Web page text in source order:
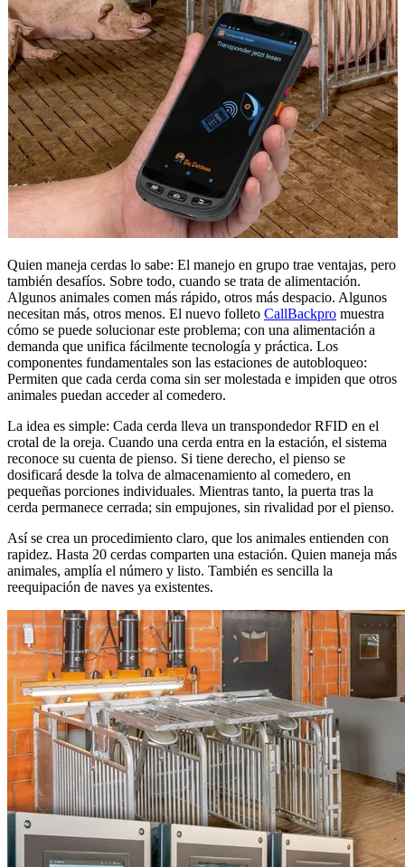
Quien maneja cerdas lo sabe: El manejo en grupo trae ventajas, pero
también desafíos. Sobre todo, cuando se trata de alimentación.
Algunos animales comen más rápido, otros más despacio. Algunos
necesitan más, otros menos. El nuevo folleto CallBackpro muestra
cómo se puede solucionar este problema; con una alimentación a
demanda que unifica fácilmente tecnología y práctica. Los
componentes fundamentales son las estaciones de autobloqueo:
Permiten que cada cerda coma sin ser molestada e impiden que otros
animales puedan acceder al comedero.
La idea es simple: Cada cerda lleva un transpondedor RFID en el
crotal de la oreja. Cuando una cerda entra en la estación, el sistema
reconoce su cuenta de pienso. Si tiene derecho, el pienso se
dosificará desde la tolva de almacenamiento al comedero, en
pequeñas porciones individuales. Mientras tanto, la puerta tras la
cerda permanece cerrada; sin empujones, sin rivalidad por el pienso.
Así se crea un procedimiento claro, que los animales entienden con
rapidez. Hasta 20 cerdas comparten una estación. Quien maneja más
animales, amplía el número y listo. También es sencilla la
reequipación de naves ya existentes.